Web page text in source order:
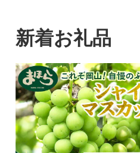
新着お礼品